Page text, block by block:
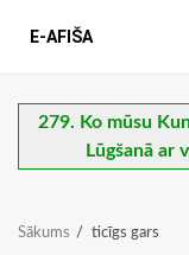
E-AFIŠA
279. Ko mūsu
Lūgšanā ar
Sākums ticīgs gars